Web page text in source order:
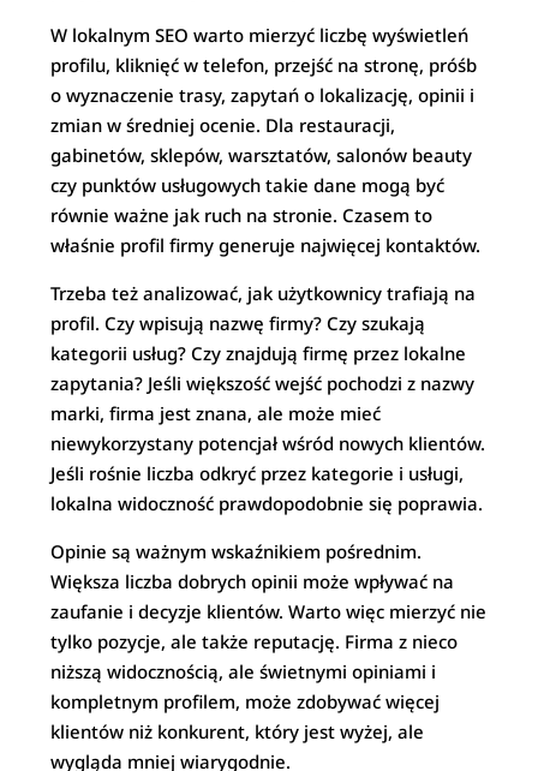
W lokalnym SEO warto mierzyć liczbę wyświetleń
profilu, kliknięć w telefon, przejść na stronę, próśb
o wyznaczenie trasy, zapytań o lokalizację, opinii i
zmian w średniej ocenie. Dla restauracji,
gabinetów, sklepów, warsztatów, salonów beauty
czy punktów usługowych takie dane mogą być
równie ważne jak ruch na stronie. Czasem to
właśnie profil firmy generuje najwięcej kontaktów.
Trzeba też analizować, jak użytkownicy trafiają na
profil. Czy wpisują nazwę firmy? Czy szukają
kategorii usług? Czy znajdują firmę przez lokalne
zapytania? Jeśli większość wejść pochodzi z nazwy
marki, firma jest znana, ale może mieć
niewykorzystany potencjał wśród nowych klientów.
Jeśli rośnie liczba odkryć przez kategorie i usługi,
lokalna widoczność prawdopodobnie się poprawia.
Opinie są ważnym wskaźnikiem pośrednim.
Większa liczba dobrych opinii może wpływać na
zaufanie i decyzje klientów. Warto więc mierzyć nie
tylko pozycje, ale także reputację. Firma z nieco
niższą widocznością, ale świetnymi opiniami i
kompletnym profilem, może zdobywać więcej
klientów niż konkurent, który jest wyżej, ale
wygląda mniej wiarygodnie.